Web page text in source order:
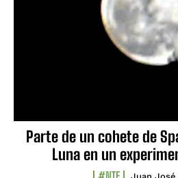
Parte de un cohete de
Luna en un